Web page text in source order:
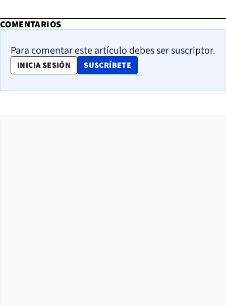
COMENTARIOS
Para comentar este artículo debes ser suscriptor.
INICIA SESIÓN SUSCRÍBETE
OPENS IN NEW WINDOW